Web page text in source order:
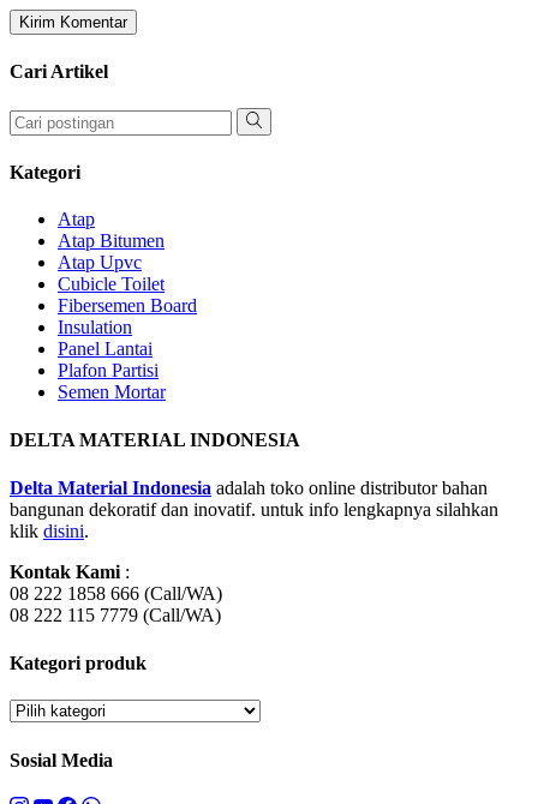
Cari Artikel
Kategori
Atap
Atap Bitumen
Atap Upvc
Cubicle Toilet
Fibersemen Board
Insulation
Panel Lantai
Plafon Partisi
Semen Mortar
DELTA MATERIAL INDONESIA
Delta Material Indonesia adalah toko online distributor bahan
bangunan dekoratif dan inovatif. untuk info lengkapnya silahkan
klik disini.
Kontak Kami :
08 222 1858 666 (Call/WA)
08 222 115 7779 (Call/WA)
Kategori produk
Sosial Media